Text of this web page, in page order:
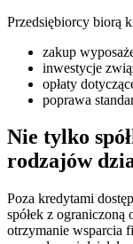
Przedsiębiorcy biorą
zakup
inwestycje
opłaty
poprawa
Nie tylko
rodzajów
Poza kredytami
spółek z
otrzymanie wsparcia